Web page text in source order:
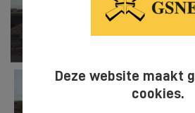
Deze website maakt
cookies.